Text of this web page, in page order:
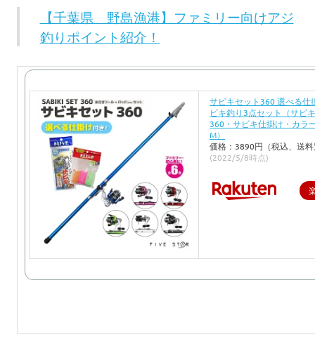
【千葉県 野島漁港】ファミリー向けアジ
釣りポイント紹介！
サビキセット360 選べる仕
ビキ釣り3点セット（サビ
360・サビキ仕掛け・カラ
M）
価格：3890円（税込、送
(2022/5/8時点)